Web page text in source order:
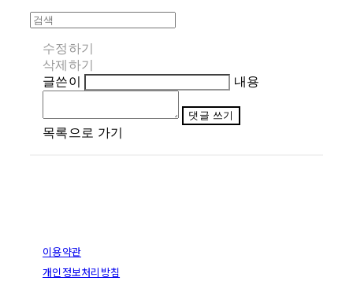
수정하기
삭제하기
글쓴이
내용
댓글 쓰기
목록으로 가기
이용약관
개인정보처리방침